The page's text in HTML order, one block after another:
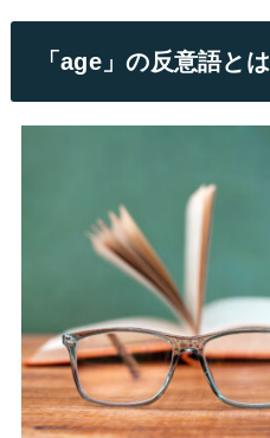
「age」の反意語とは